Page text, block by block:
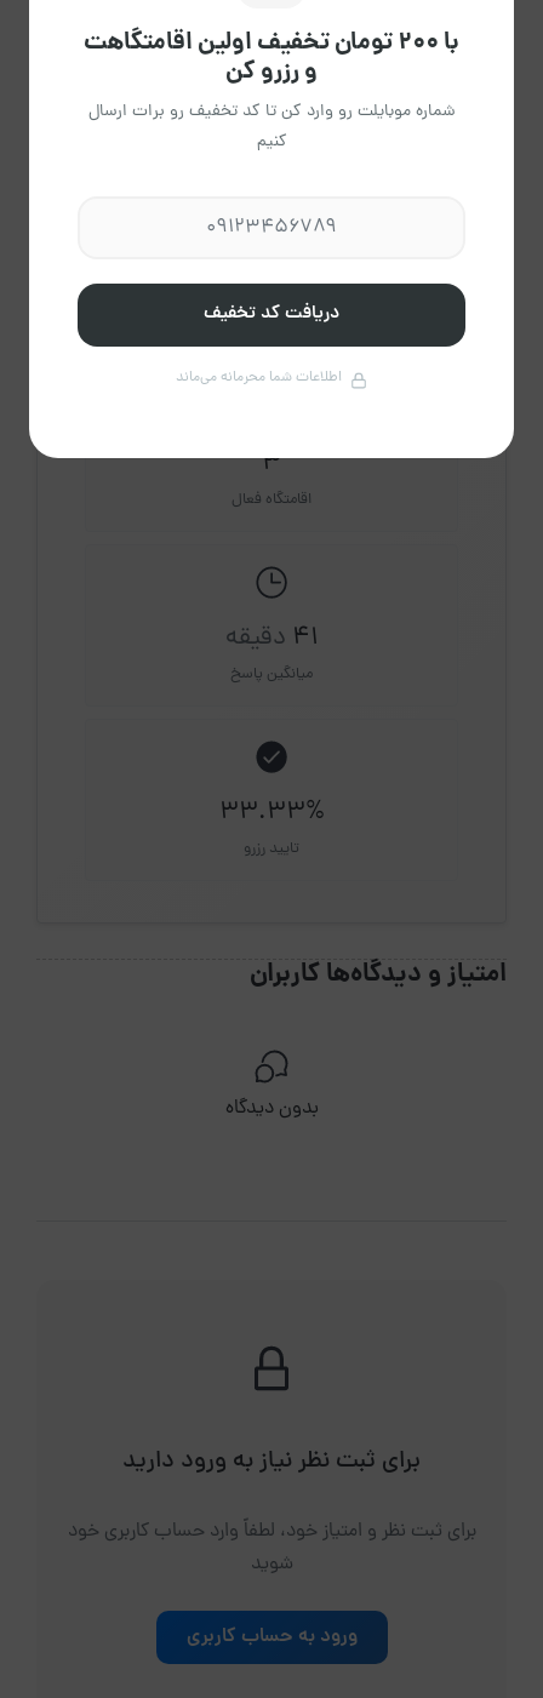
اقا مینایی .
مشاهده حساب کاربری میزبان
درباره میزبان
3
اقامتگاه فعال
41 دقیقه
میانگین پاسخ
33.33%
تایید رزرو
امتیاز و دیدگاه‌ها کاربران
بدون دیدگاه
برای ثبت نظر نیاز به ورود دارید
برای ثبت نظر و امتیاز خود، لطفاً وارد حساب کاربری خود
شوید
ورود به حساب کاربری
با ۲۰۰ تومان تخفیف اولین اقامتگاهت
و رزرو کن
شماره موبایلت رو وارد کن تا کد تخفیف رو برات ارسال
کنیم
دریافت کد تخفیف
اطلاعات شما محرمانه می‌ماند